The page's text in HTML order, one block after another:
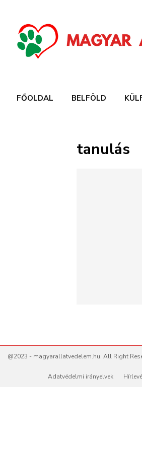
FŐOLDAL BELFÖLD
tanulás
@2023 - magyarallatvedelem.hu. All Right
Adatvédelmi irányelvek